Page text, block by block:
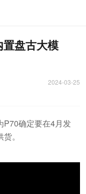
盘古大模
2024-03-25
P70确定要在4月发
。